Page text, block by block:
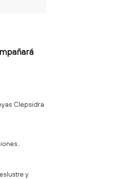
Clepsidra
y